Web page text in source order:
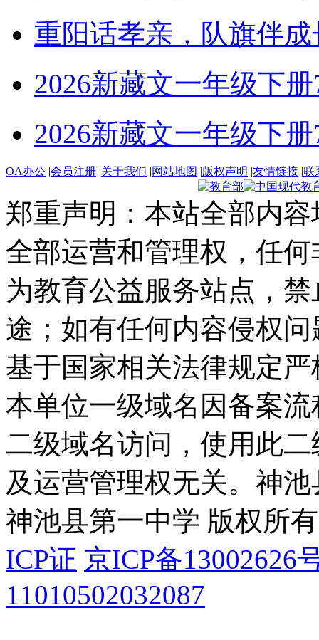
重阳话孝亲，队旗伴成
2026新藏文一年级下册
2026新藏文一年级下册
OA办公 |会员注册 |关于我们 |网站地图 |版权声明 |友情链接 |联
郑重声明：本站全部内
全部运营和管理权，任
为教育公益服务站点，
途；如有任何内容侵权
基于国家相关法律规定
本单位一级域名因备案
二级域名访问，使用此
及运营管理权无关。 神池
神池县第一中学 版权所有
ICP证 京ICP备13002626
11010502032087